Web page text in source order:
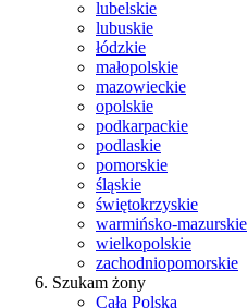
lubelskie
lubuskie
łódzkie
małopolskie
mazowieckie
opolskie
podkarpackie
podlaskie
pomorskie
śląskie
świętokrzyskie
warmińsko-mazurskie
wielkopolskie
zachodniopomorskie
Szukam żony
Cała Polska